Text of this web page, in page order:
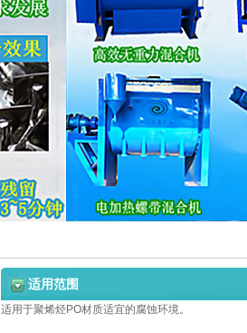
适用范围
适用于聚烯烃PO材质适宜的腐蚀环境。